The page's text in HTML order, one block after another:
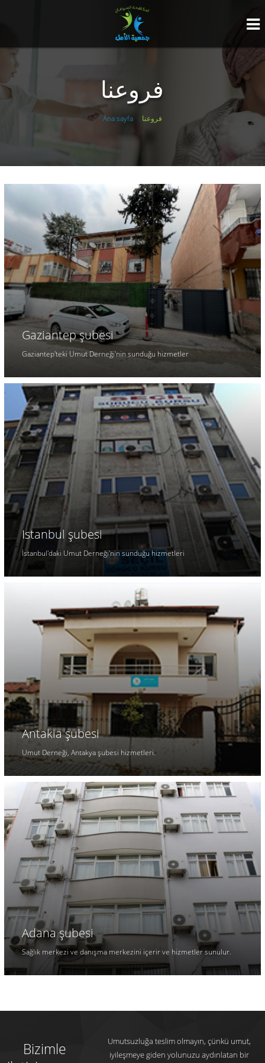
فروعنا
Ana sayfa فروعنا
Gaziantep şubesi
Gaziantep'teki Umut Derneği'nin sunduğu hizmetler
Istanbul şubesi
İstanbul'daki Umut Derneği'nin sunduğu hizmetleri
Antakia şubesi
Umut Derneği, Antakya şubesi hizmetleri.
Adana şubesi
Sağlık merkezi ve danışma merkezini içerir ve hizmetler sunulur.
Bizimle
Umutsuzluğa teslim olmayın, çünkü umut,
iyileşmeye giden yolunuzu aydınlatan bir